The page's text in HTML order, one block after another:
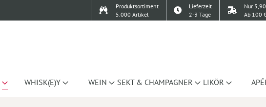
Produktsortiment
5.000 Artikel
Lieferzeit
2-3 Tage
Nur
Ab 100
WHISK(E)Y WEIN SEKT & CHAMPAGNER LIKÖR